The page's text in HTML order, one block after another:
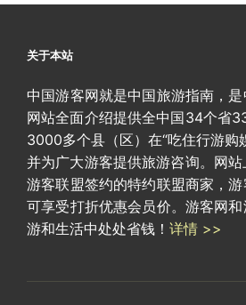
关于本站
中国游客网就是中国旅游指南，是
网站全面介绍提供全中国34个省
3000多个县（区）在“吃住行游购
并为广大游客提供旅游咨询。网
游客联盟签约的特约联盟商家，
可享受打折优惠会员价。游客网
游和生活中处处省钱！ 详情 >>